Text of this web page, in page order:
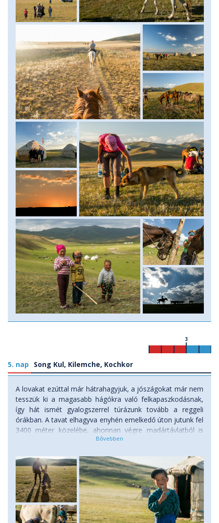
5. nap Song Kul, Kilemche, Kochkor
3
A lovakat ezúttal már hátrahagyjuk, a jószágokat már nem
tesszük ki a magasabb hágókra való felkapaszkodásnak,
így hát ismét gyalogszerrel túrázunk tovább a reggeli
órákban. A tavat elhagyva enyhén emelkedő úton jutunk fel
3400 méter közelébe, ahonnan végre madártávlatból is
megpillanthatjuk a Song Kul hatalmas tavát. A nyári időszak
változatos, így akár egy-egy hózáporra is fel kell
készülnünk a magasabb régiókban. Gyalogtúránk mai
végállomása a hegyek között megbúvó jurtatábor,
Kilemche lesz, itt elfogyasztunk egy tartalmas ebédet,
majd iránytaxik segítségével a délutáni órákban térünk
vissza Kochkor apró városába. Este aztán egy helyi